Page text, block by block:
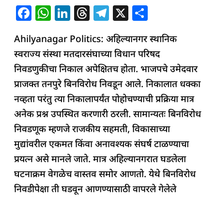
F
c
e
b
o
o
k
W
at
s
A
p
p
Li
k
e
dI
n
T
re
a
d
s
T
el
e
g
ra
m
X
ar
e
Ahilyanagar Politics: अहिल्यानगर स्थानिक
स्वराज्य संस्था मतदारसंघाच्या विधान परिषद
निवडणुकीचा निकाल अपेक्षितच होता. भाजपचे उमेदवार
प्राजक्त तनपुरे बिनविरोध निवडून आले. निकालात धक्का
नव्हता परंतु त्या निकालापर्यंत पोहोचण्याची प्रक्रिया मात्र
अनेक प्रश्न उपस्थित करणारी ठरली. सामान्यतः बिनविरोध
निवडणूक म्हणजे राजकीय सहमती, विकासाच्या
मुद्यांवरील एकमत किंवा अनावश्यक संघर्ष टाळण्याचा
प्रयत्न असे मानले जाते. मात्र अहिल्यानगरात घडलेला
घटनाक्रम वेगळेच वास्तव समोर आणतो. येथे बिनविरोध
निवडीपेक्षा ती घडवून आणण्यासाठी वापरले गेलेले
पडद्यामागे
नेमकं
घडलं
काय?